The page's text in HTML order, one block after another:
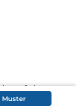
auf einem
Die einzelnen
Muster